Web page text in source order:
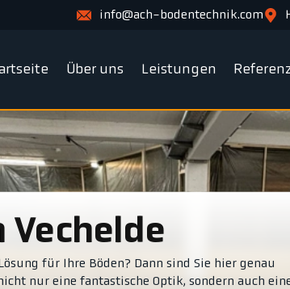
info@ach-bodentechnik.com
Über uns Leistungen
Vechelde
für Ihre Böden? Dann sind Sie hier genau
nur eine fantastische Optik, sondern auch